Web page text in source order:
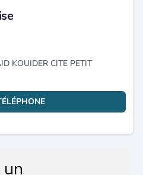
KOUIDER CITE PETIT